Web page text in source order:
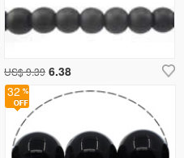
US$ 9.39 6.38
32